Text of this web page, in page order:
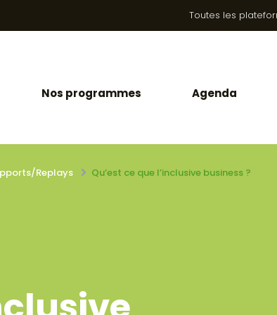
Toutes les
Nos programmes Agenda
Replays Qu’est ce que l’inclusive business ?